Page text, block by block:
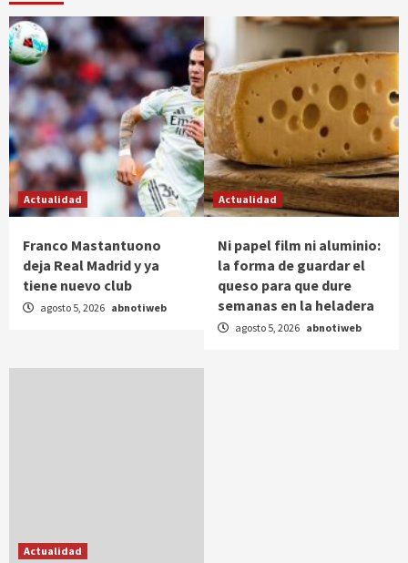
Actualidad
Franco Mastantuono
deja Real Madrid y ya
tiene nuevo club
agosto 5, 2026 abnotiweb
Actualidad
Ni papel film ni aluminio:
la forma de guardar el
queso para que dure
semanas en la heladera
agosto 5, 2026 abnotiweb
Actualidad